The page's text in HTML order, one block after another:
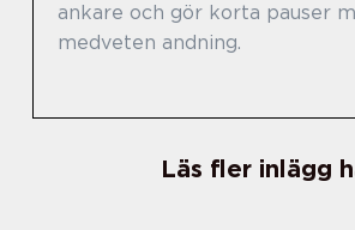
ankare och gör korta pauser
medveten andning.
Läs fler inlägg